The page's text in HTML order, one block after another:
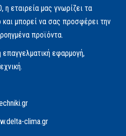
εταιρεία μας γνωρίζει τα
και μπορεί να σας προσφέρει την
προϊόντα.
επαγγελματική εφαρμογή,
clima.gr